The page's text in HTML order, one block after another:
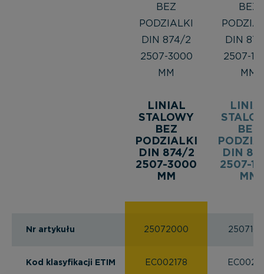
Nr artykułu
Kod klasyfikacji ETIM
LINIAL
STALOWY
BEZ
PODZIALKI
DIN 874/2
2507-3000
MM
25072000
EC002178
BEZ
DIN
2507-
MM